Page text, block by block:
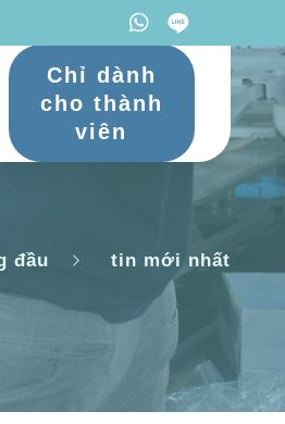
Chỉ dành
cho thành
viên
đầu tin mới nhất